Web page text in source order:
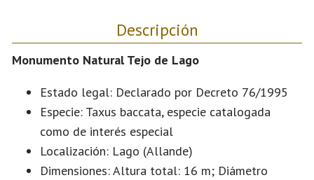
Descripción
Monumento Natural Tejo de Lago
Estado legal: Declarado por Decreto 76/1995
Especie: Taxus baccata, especie catalogada
como de interés especial
Localización: Lago (Allande)
Dimensiones: Altura total: 16 m; Diámetro